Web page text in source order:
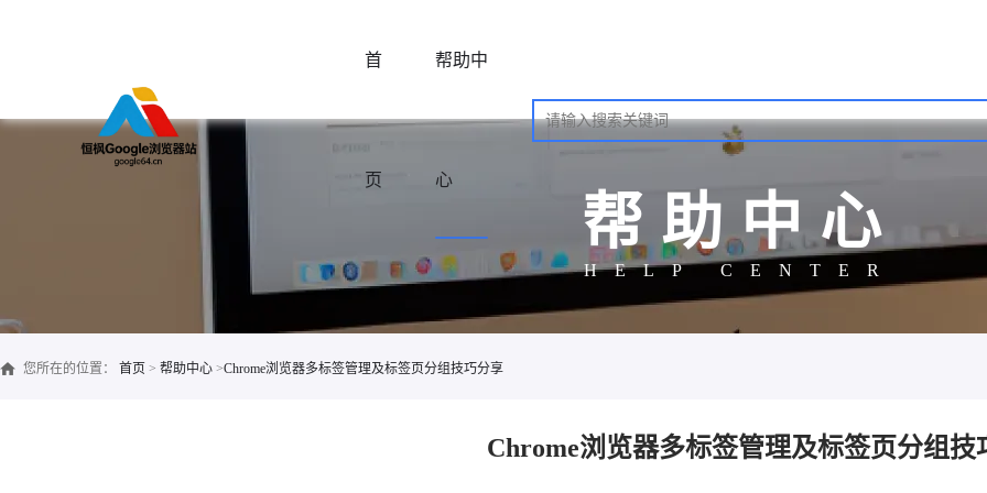
首
页
帮助中
心
帮助中心
HELP CENTER
您所在的位置： 首页 > 帮助中心 >Chrome浏览器多标签管理及标签页分组技巧分享
Chrome浏览器多标签管理及标签页分组技